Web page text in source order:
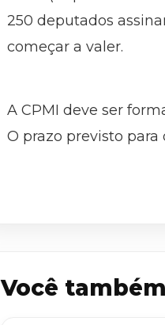
250 deputados
começar a valer.
A CPMI deve ser
O prazo previsto para
Você